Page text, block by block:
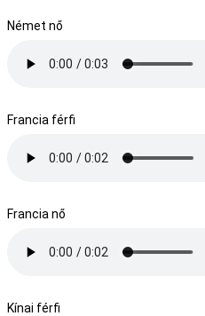
Német nő
Francia férfi
Francia nő
Kínai férfi